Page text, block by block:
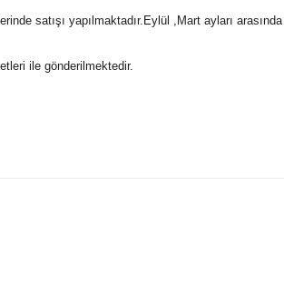
satışı yapılmaktadır.Eylül ,Mart ayları arasında
ile gönderilmektedir.